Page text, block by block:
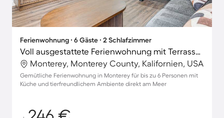
Ferienwohnung ∙ 6 Gäste ∙ 2 Schlafzimmer
Voll ausgestattete Ferienwohnung mit Terrasse | Haustiere sind willkommen
Monterey, Monterey County, Kalifornien, USA
Gemütliche Ferienwohnung in Monterey für bis zu 6 Personen mit
Küche und tierfreundlichem Ambiente direkt am Meer